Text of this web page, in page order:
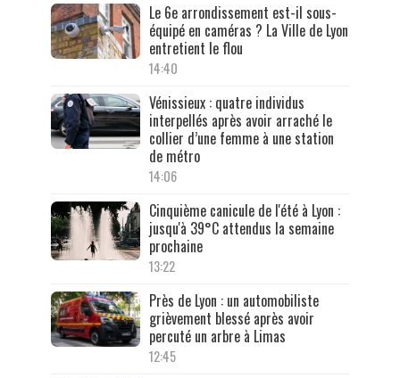
Le 6e arrondissement est-il sous-
équipé en caméras ? La Ville de Lyon
entretient le flou
14:40
Vénissieux : quatre individus
interpellés après avoir arraché le
collier d’une femme à une station
de métro
14:06
Cinquième canicule de l'été à Lyon :
jusqu'à 39°C attendus la semaine
prochaine
13:22
Près de Lyon : un automobiliste
grièvement blessé après avoir
percuté un arbre à Limas
12:45